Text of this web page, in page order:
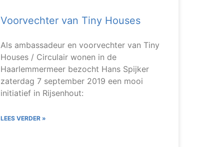
Voorvechter van Tiny Houses
Als ambassadeur en voorvechter van Tiny
Houses / Circulair wonen in de
Haarlemmermeer bezocht Hans Spijker
zaterdag 7 september 2019 een mooi
initiatief in Rijsenhout:
LEES VERDER »